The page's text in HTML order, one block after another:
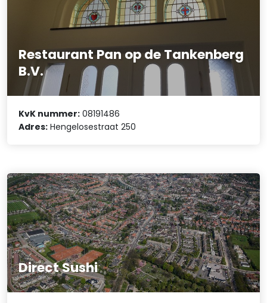
Restaurant Pan op de Tankenberg
B.V.
KvK nummer: 08191486
Adres: Hengelosestraat 250
Direct Sushi